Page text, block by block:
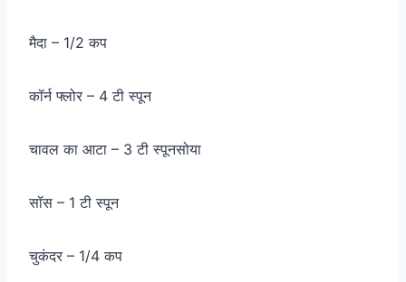
मैदा – 1/2 कप
कॉर्न फ्लोर – 4 टी स्पून
चावल का आटा – 3 टी स्पूनसोया
सॉस – 1 टी स्पून
चुकंदर – 1/4 कप